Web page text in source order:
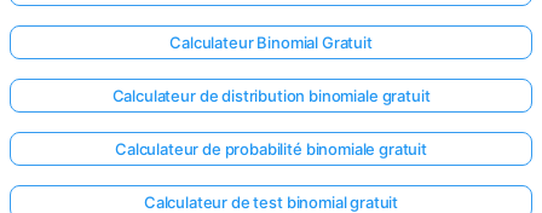
Calculateur Binomial Gratuit
Calculateur de distribution binomiale gratuit
Calculateur de probabilité binomiale gratuit
Calculateur de test binomial gratuit